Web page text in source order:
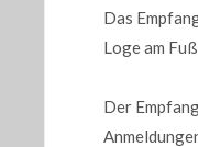
Das
Loge am
Der